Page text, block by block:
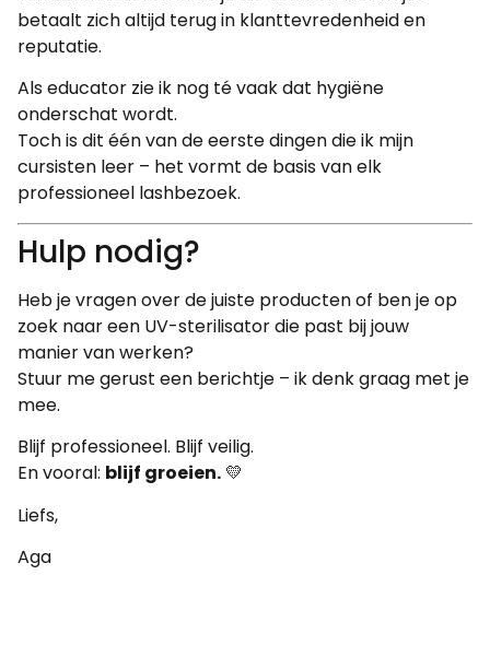
betaalt zich altijd terug in klanttevredenheid en
reputatie.
Als educator zie ik nog té vaak dat hygiëne
onderschat wordt.
Toch is dit één van de eerste dingen die ik mijn
cursisten leer – het vormt de basis van elk
professioneel lashbezoek.
Hulp nodig?
Heb je vragen over de juiste producten of ben je op
zoek naar een UV-sterilisator die past bij jouw
manier van werken?
Stuur me gerust een berichtje – ik denk graag met je
mee.
Blijf professioneel. Blijf veilig.
En vooral: blijf groeien. 💛
Liefs,
Aga